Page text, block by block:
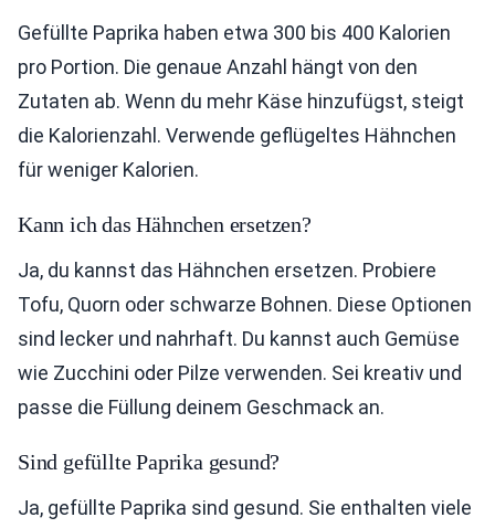
Gefüllte Paprika haben etwa 300 bis 400 Kalorien
pro Portion. Die genaue Anzahl hängt von den
Zutaten ab. Wenn du mehr Käse hinzufügst, steigt
die Kalorienzahl. Verwende geflügeltes Hähnchen
für weniger Kalorien.
Kann ich das Hähnchen ersetzen?
Ja, du kannst das Hähnchen ersetzen. Probiere
Tofu, Quorn oder schwarze Bohnen. Diese Optionen
sind lecker und nahrhaft. Du kannst auch Gemüse
wie Zucchini oder Pilze verwenden. Sei kreativ und
passe die Füllung deinem Geschmack an.
Sind gefüllte Paprika gesund?
Ja, gefüllte Paprika sind gesund. Sie enthalten viele